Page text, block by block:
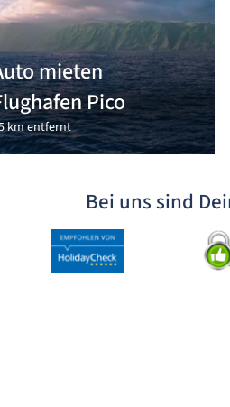
mieten
Pico
km entfernt
Bei uns sind